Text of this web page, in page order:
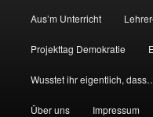
Aus’m Unterricht
Projekttag Demokratie
Wusstet ihr eigentlich,
Über uns Impressum